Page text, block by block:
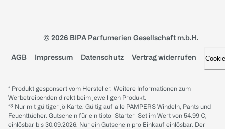
© 2026 BIPA Parfumerien Gesellschaft m.b.H.
AGB Impressum Datenschutz Vertrag widerrufen
* Produkt gesponsert vom Hersteller. Weitere Informationen zum
Werbetreibenden direkt beim jeweiligen Produkt.
*³ Nur mit gültiger jö Karte. Gültig auf alle PAMPERS Windeln, Pants und
Feuchttücher. Gutschein für ein tiptoi Starter-Set im Wert von 54.99 €,
einlösbar bis 30.09.2026. Nur ein Gutschein pro Einkauf einlösbar. Der